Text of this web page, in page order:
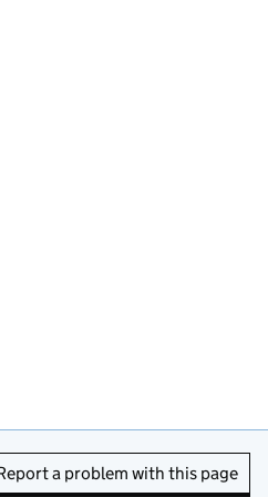
a problem with this page